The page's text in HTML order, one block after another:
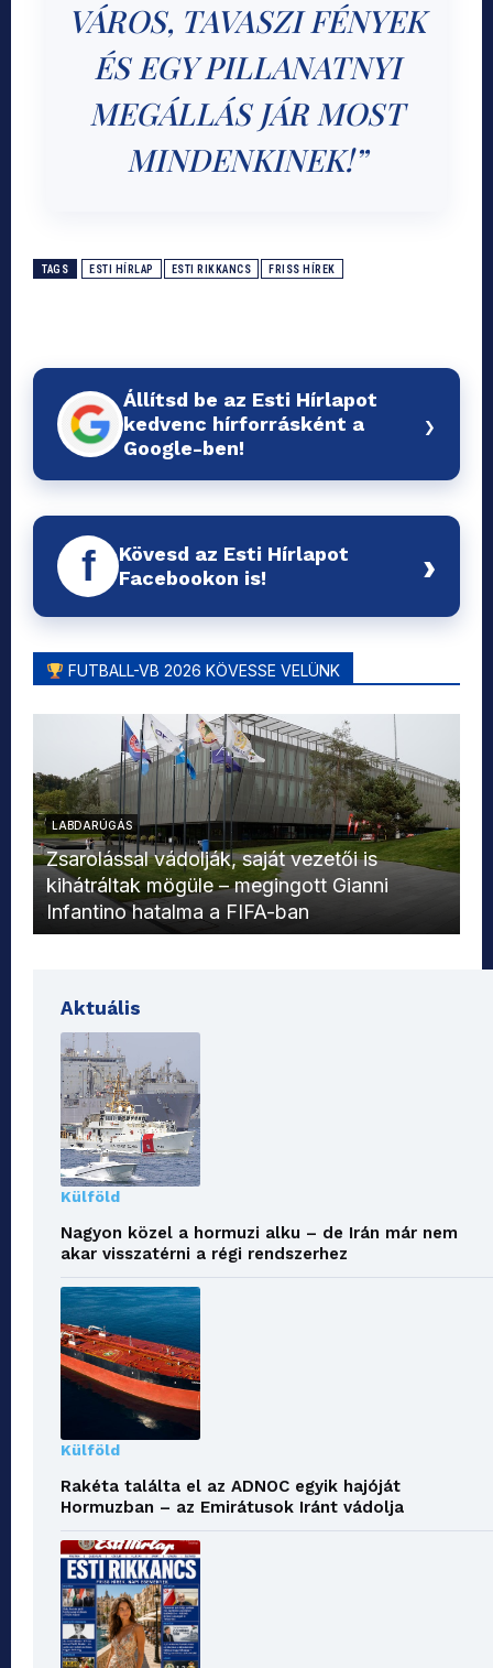
VÁROS, TAVASZI FÉNYEK
ÉS EGY PILLANATNYI
MEGÁLLÁS JÁR MOST
MINDENKINEK!”
TAGS ESTI HÍRLAP ESTI RIKKANCS FRISS HÍREK
Állítsd be az Esti Hírlapot
kedvenc hírforrásként a
Google-ben!
›
f
Kövesd az Esti Hírlapot
Facebookon is!
›
FUTBALL-VB 2026 KÖVESSE VELÜNK
LABDARÚGÁS
Zsarolással vádolják, saját vezetői is
kihátráltak mögüle – megingott Gianni
Infantino hatalma a FIFA-ban
Aktuális
Külföld
Nagyon közel a hormuzi alku – de Irán már nem
akar visszatérni a régi rendszerhez
Külföld
Rakéta találta el az ADNOC egyik hajóját
Hormuzban – az Emirátusok Iránt vádolja